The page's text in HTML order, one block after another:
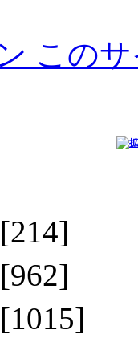
この
[214]
[962]
[1015]